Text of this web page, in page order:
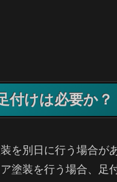
付けは必要か？
を別日に行う場合が
塗装を行う場合、足